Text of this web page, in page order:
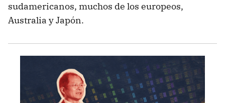
sudamericanos, muchos de los europeos,
Australia y Japón.